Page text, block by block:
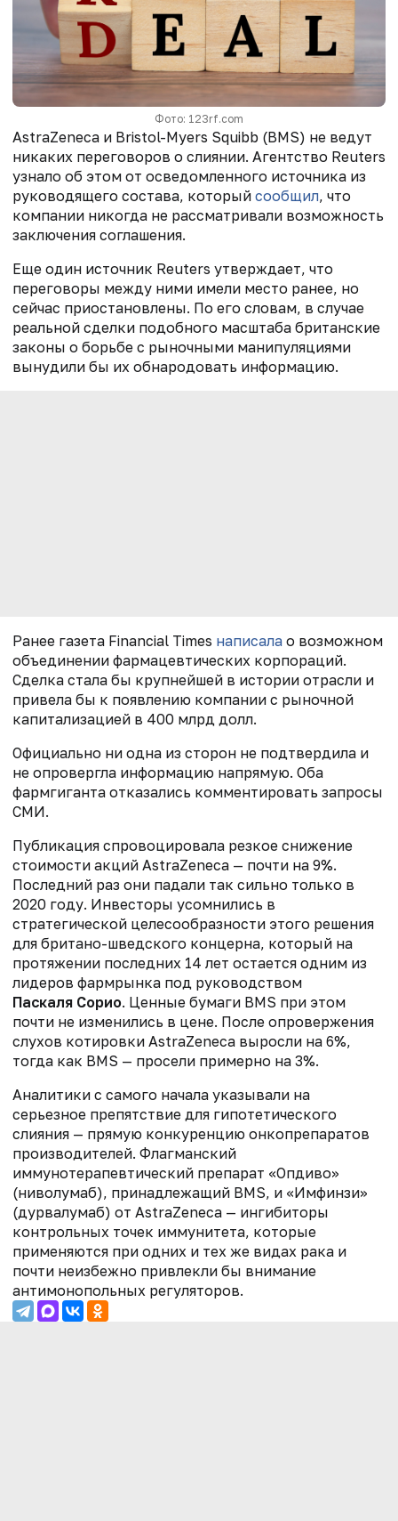
Фото: 123rf.com
AstraZeneca и Bristol-Myers Squibb (BMS) не ведут
никаких переговоров о слиянии. Агентство Reuters
узнало об этом от осведомленного источника из
руководящего состава, который сообщил, что
компании никогда не рассматривали возможность
заключения соглашения.
Еще один источник Reuters утверждает, что
переговоры между ними имели место ранее, но
сейчас приостановлены. По его словам, в случае
реальной сделки подобного масштаба британские
законы о борьбе с рыночными манипуляциями
вынудили бы их обнародовать информацию.
Ранее газета Financial Times написала о возможном
объединении фармацевтических корпораций.
Сделка стала бы крупнейшей в истории отрасли и
привела бы к появлению компании с рыночной
капитализацией в 400 млрд долл.
Официально ни одна из сторон не подтвердила и
не опровергла информацию напрямую. Оба
фармгиганта отказались комментировать запросы
СМИ.
Публикация спровоцировала резкое снижение
стоимости акций AstraZeneca — почти на 9%.
Последний раз они падали так сильно только в
2020 году. Инвесторы усомнились в
стратегической целесообразности этого решения
для британо-шведского концерна, который на
протяжении последних 14 лет остается одним из
лидеров фармрынка под руководством
Паскаля Сорио. Ценные бумаги BMS при этом
почти не изменились в цене. После опровержения
слухов котировки AstraZeneca выросли на 6%,
тогда как BMS — просели примерно на 3%.
Аналитики с самого начала указывали на
серьезное препятствие для гипотетического
слияния — прямую конкуренцию онкопрепаратов
производителей. Флагманский
иммунотерапевтический препарат «Опдиво»
(ниволумаб), принадлежащий BMS, и «Имфинзи»
(дурвалумаб) от AstraZeneca — ингибиторы
контрольных точек иммунитета, которые
применяются при одних и тех же видах рака и
почти неизбежно привлекли бы внимание
антимонопольных регуляторов.